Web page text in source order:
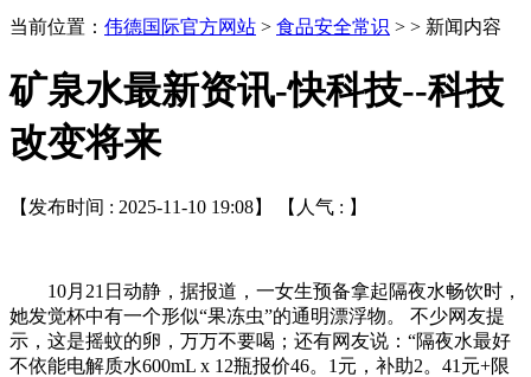
当前位置： 伟德国际官方网站 > 食品安全常识 > > 新闻内容
矿泉水最新资讯-快科技--科技
改变将来
【发布时间 : 2025-11-10 19:08】 【人气 : 】
10月21日动静，据报道，一女生预备拿起隔夜水畅饮时，
她发觉杯中有一个形似“果冻虫”的通明漂浮物。 不少网友提
示，这是摇蚊的卵，万万不要喝；还有网友说：“隔夜水最好
不依能电解质水600mL x 12瓶报价46。1元，补助2。41元+限